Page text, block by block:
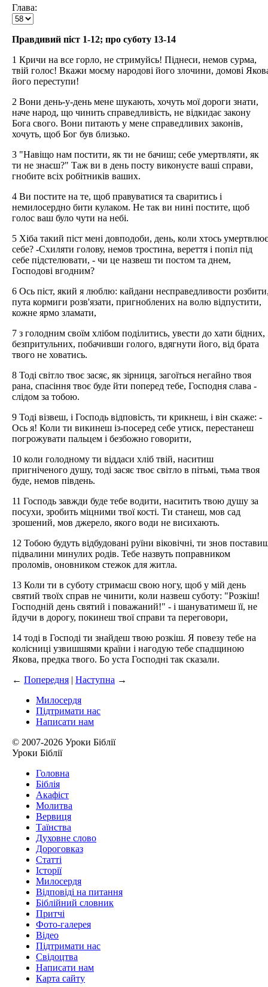
Глава:
Правдивий піст 1-12; про суботу 13-14
1 Кричи на все горло, не стримуйсь! Піднеси, немов сурма,
твій голос! Вкажи моєму народові його злочини, домові
його переступи!
2 Вони день-у-день мене шукають, хочуть мої дороги знати,
наче народ, що чинить справедливість, не відкидає закону
Бога свого. Вони питають у мене справедливих законів,
хочуть, щоб Бог був близько.
3 "Навіщо нам постити, як ти не бачиш; себе умертвляти, як
ти не знаєш?" Таж ви в день посту виконуєте ваші справи,
гнобите всіх робітників ваших.
4 Ви постите на те, щоб правуватися та сваритись і
немилосердно бити кулаком. Не так ви нині постите, щоб
голос ваш було чути на небі.
5 Хіба такий піст мені довподоби, день, коли хтось умертвлює
себе? -Схиляти голову, немов тростина, вереття і попіл під
себе підстелювати, - чи це назвеш ти постом та днем,
Господові вгодним?
6 Ось піст, який я люблю: кайдани несправедливости
пута кормиги розв'язати, пригноблених на волю відпустити,
кожне ярмо зламати,
7 з голодним своїм хлібом поділитись, увести до хати бідних,
безпритульних, побачивши голого, вдягнути його, від брата
твого не ховатись.
8 Тоді світло твоє засяє, як зірниця, загоїться негайно твоя
рана, спасіння твоє буде йти поперед тебе, Господня слава -
слідом за тобою.
9 Тоді візвеш, і Господь відповість, ти крикнеш, і він скаже: -
Ось я! Коли ти викинеш із-посеред себе утиск, перестанеш
погрожувати пальцем і безбожно говорити,
10 коли голодному ти віддаси хліб твій, наситиш
пригніченого душу, тоді засяє твоє світло в пітьмі, тьма твоя
буде, немов південь.
11 Господь завжди буде тебе водити, наситить твою душу за
посухи, зробить міцними твої кості. Ти станеш, мов сад
зрошений, мов джерело, якого води не висихають.
12 Тобою будуть відбудовані руїни віковічні, ти знов
підвалини минулих родів. Тебе назвуть поправником
проломів, оновником стежок для житла.
13 Коли ти в суботу стримаєш свою ногу, щоб у мій день
святий твоїх справ не чинити, коли назвеш суботу: "Розкіш!
Господній день святий і поважаний!" - і шануватимеш її, не
йдучи в дорогу, покинеш твої справи та переговори,
14 тоді в Господі ти знайдеш твою розкіш. Я повезу тебе на
колісниці узвишшями країни і нагодую тебе спадщиною
Якова, предка твого. Бо уста Господні так сказали.
← Попередня | Наступна →
Милосердя
Підтримати нас
Написати нам
© 2007-2026 Уроки Біблії
Уроки Біблії
Головна
Біблія
Акафіст
Молитва
Вервиця
Таїнства
Духовне слово
Дороговказ
Cтатті
Історії
Милосердя
Відповіді на питання
Біблійний словник
Притчі
Фото-галерея
Відео
Підтримати нас
Свідоцтва
Написати нам
Карта сайту